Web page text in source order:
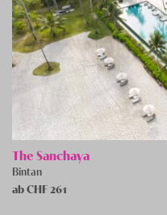
The Sanchaya
Bintan
ab CHF 261